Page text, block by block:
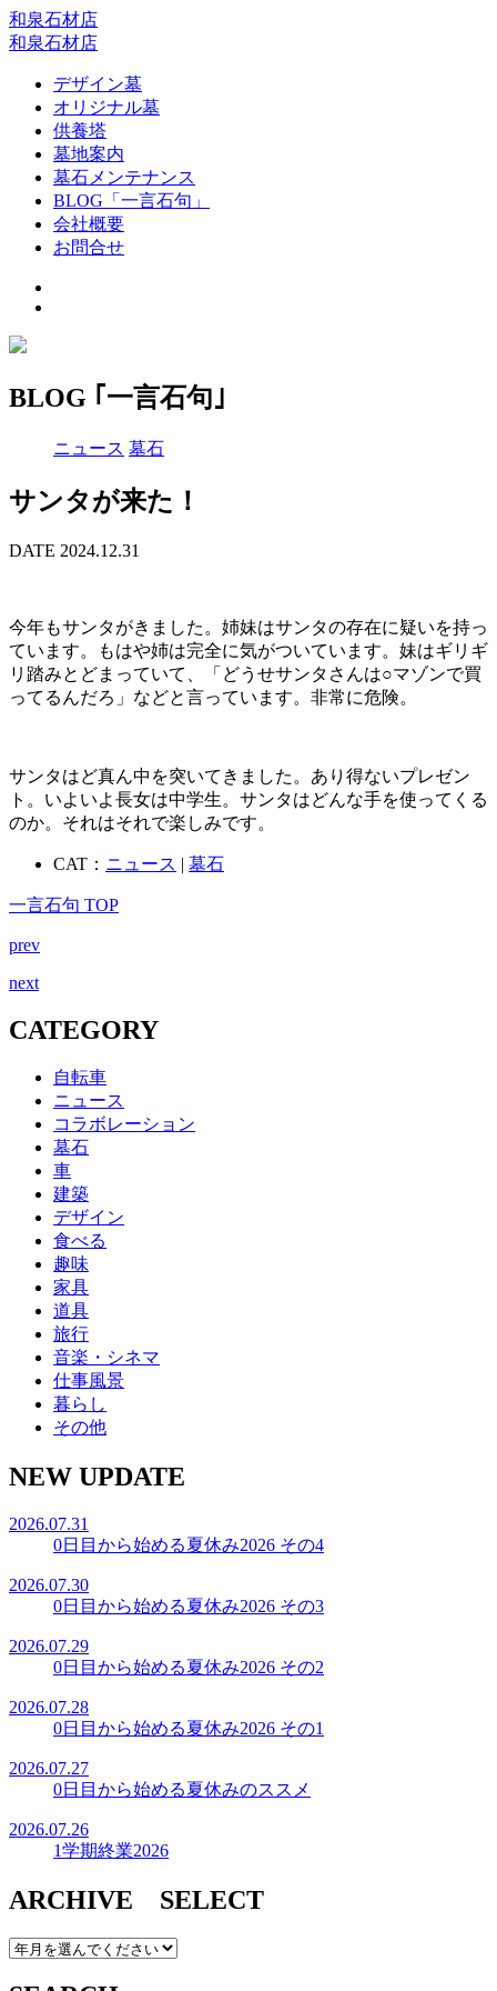
和泉石材店
和泉石材店
デザイン墓
オリジナル墓
供養塔
墓地案内
墓石メンテナンス
BLOG「一言石句」
会社概要
お問合せ
BLOG ｢一言石句｣
ニュース 墓石
サンタが来た！
DATE 2024.12.31
今年もサンタがきました。姉妹はサンタの存在に疑いを持っ
ています。もはや姉は完全に気がついています。妹はギリギ
リ踏みとどまっていて、「どうせサンタさんは○マゾンで買
ってるんだろ」などと言っています。非常に危険。
サンタはど真ん中を突いてきました。あり得ないプレゼン
ト。いよいよ長女は中学生。サンタはどんな手を使ってくる
のか。それはそれで楽しみです。
CAT： ニュース | 墓石
一言石句 TOP
prev
next
CATEGORY
自転車
ニュース
コラボレーション
墓石
車
建築
デザイン
食べる
趣味
家具
道具
旅行
音楽・シネマ
仕事風景
暮らし
その他
NEW UPDATE
2026.07.31
0日目から始める夏休み2026 その4
2026.07.30
0日目から始める夏休み2026 その3
2026.07.29
0日目から始める夏休み2026 その2
2026.07.28
0日目から始める夏休み2026 その1
2026.07.27
0日目から始める夏休みのススメ
2026.07.26
1学期終業2026
ARCHIVE SELECT